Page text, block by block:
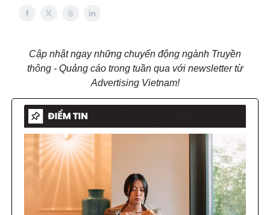
Cập nhật ngay những chuyển động ngành Truyền
thông - Quảng cáo trong tuần qua với newsletter từ
Advertising Vietnam!